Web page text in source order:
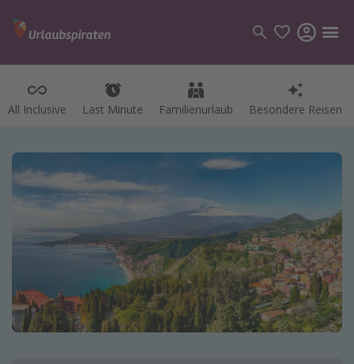
All Inclusive Last Minute Familienurlaub Besondere Reisen
Kategorien
Hotel
Pauschalreisen
Alle Reiseziele
Bodensee Urlaub